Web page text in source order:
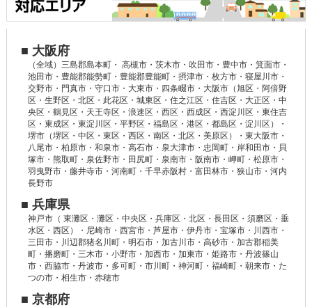
■ 大阪府
（全域）三島郡島本町・ 高槻市・茨木市・吹田市・豊中市・箕面市・
池田市・豊能郡能勢町・豊能郡豊能町・摂津市・枚方市・寝屋川市・
交野市・門真市・守口市・大東市・四条畷市・大阪市（旭区・阿倍野
区・生野区・北区・此花区・城東区・住之江区・住吉区・大正区・中
央区・鶴見区・天王寺区・浪速区・西区・西成区・西淀川区・東住吉
区・東成区・東淀川区・平野区・福島区・港区・都島区・淀川区）・
堺市（堺区・中区・東区・西区・南区・北区・美原区）・東大阪市・
八尾市・柏原市・和泉市・高石市・泉大津市・忠岡町・岸和田市・貝
塚市・熊取町・泉佐野市・田尻町・泉南市・阪南市・岬町・松原市・
羽曳野市・藤井寺市・河南町・千早赤阪村・富田林市・狭山市・河内
長野市
■ 兵庫県
神戸市（ 東灘区・灘区・中央区・兵庫区・北区・長田区・須磨区・垂
水区・西区）・尼崎市・西宮市・芦屋市・伊丹市・宝塚市・川西市・
三田市・川辺郡猪名川町・明石市・加古川市・高砂市・加古郡稲美
町・播磨町・三木市・小野市・加西市・加東市・姫路市・丹波篠山
市・西脇市・丹波市・多可町・市川町・神河町・福崎町・朝来市・た
つの市・相生市・赤穂市
■ 京都府